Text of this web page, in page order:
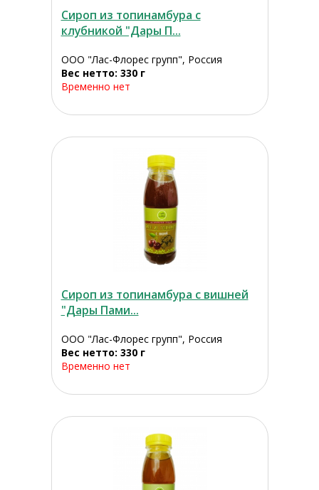
Сироп из топинамбура с
клубникой "Дары П...
ООО "Лас-Флорес групп", Россия
Вес нетто: 330 г
Временно нет
Сироп из топинамбура с вишней
"Дары Пами...
ООО "Лас-Флорес групп", Россия
Вес нетто: 330 г
Временно нет